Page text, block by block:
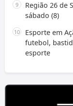
Região 26 de
sábado (8)
Esporte em
futebol,
esporte